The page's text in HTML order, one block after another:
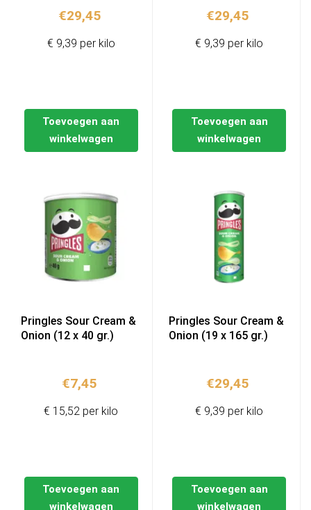
€29,45
Toevoegen aan
winkelwagen
€ 9,39 per kilo
€29,45
Toevoegen aan
winkelwagen
€ 9,39 per kilo
Pringles Sour Cream &
Onion (12 x 40 gr.)
€7,45
Toevoegen aan
winkelwagen
€ 15,52 per kilo
Pringles Sour Cream &
Onion (19 x 165 gr.)
€29,45
Toevoegen aan
winkelwagen
€ 9,39 per kilo